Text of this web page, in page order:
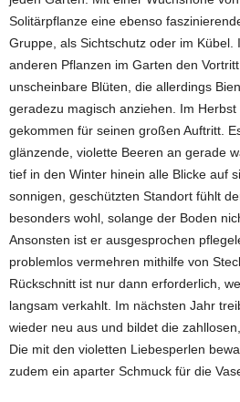
Solitärpflanze eine ebenso
Gruppe, als Sichtschutz oder im Kübel.
anderen Pflanzen im Garten den
unscheinbare Blüten, die allerdings
geradezu magisch anziehen. Im
gekommen für seinen großen Auftritt.
glänzende, violette Beeren an gerade
tief in den Winter hinein alle Blicke auf
sonnigen, geschützten Standort fühlt
besonders wohl, solange der Boden
Ansonsten ist er ausgesprochen
problemlos vermehren mithilfe von
Rückschnitt ist nur dann erforderlich,
langsam verkahlt. Im nächsten Jahr
wieder neu aus und bildet die
Die mit den violetten Liebesperlen
zudem ein aparter Schmuck für die